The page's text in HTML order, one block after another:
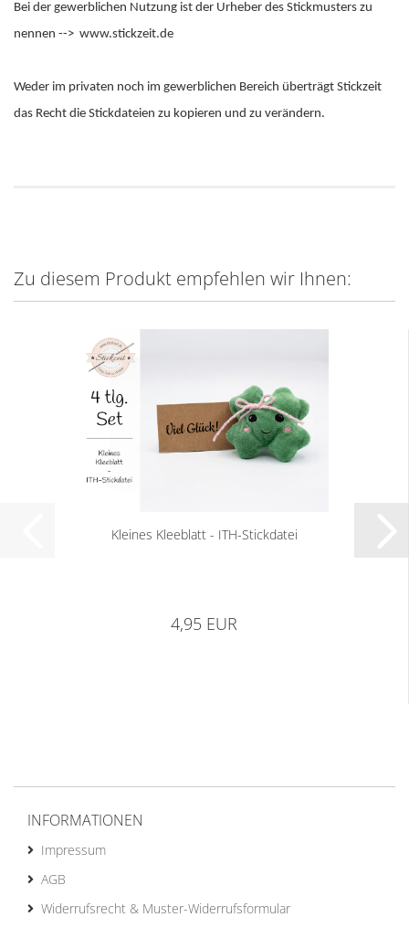
Bei der gewerblichen Nutzung ist der Urheber des Stickmusters zu
nennen --> www.stickzeit.de
Weder im privaten noch im gewerblichen Bereich überträgt Stickzeit
das Recht die Stickdateien zu kopieren und zu verändern.
Zu diesem Produkt empfehlen wir Ihnen:
Kleines Kleeblatt - ITH-Stickdatei
4,95 EUR
INFORMATIONEN
Impressum
AGB
Widerrufsrecht & Muster-Widerrufsformular